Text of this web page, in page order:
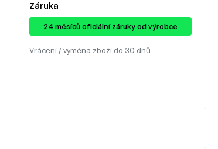
Záruka
24 ​​​​měsíců oficiální záruky od výrobce
Vrácení / výměna zboží do 30 dnů